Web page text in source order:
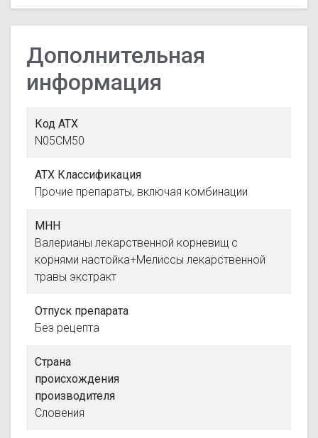
Дополнительная
информация
Код АТХ
N05CM50
АТХ Классификация
Прочие препараты, включая комбинации
МНН
Валерианы лекарственной корневищ с
корнями настойка+Мелиссы лекарственной
травы экстракт
Отпуск препарата
Без рецепта
Страна
происхождения
производителя
Словения